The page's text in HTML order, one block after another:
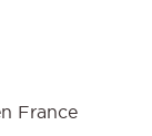
France